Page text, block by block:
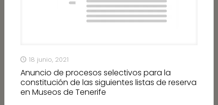
18 junio, 2021
Anuncio de procesos selectivos para la
constitución de las siguientes listas de reserva
en Museos de Tenerife